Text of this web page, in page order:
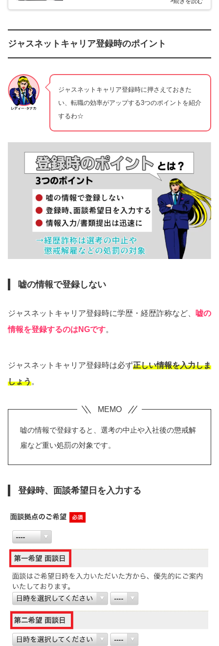
ジャスネットキャリア登録時のポイント
ジャスネットキャリア登録時に押さえておきた
い、転職の効率がアップする3つのポイントを紹介
するわ☆
嘘の情報で登録しない
ジャスネットキャリア登録時に学歴・経歴詐称など、 嘘の
情報を登録するのはNGです。
ジャスネットキャリア登録時は必ず正しい情報を入力しま
しょう。
嘘の情報で登録すると、選考の中止や入社後の懲戒解
雇など重い処罰の対象です。
登録時、面談希望日を入力する